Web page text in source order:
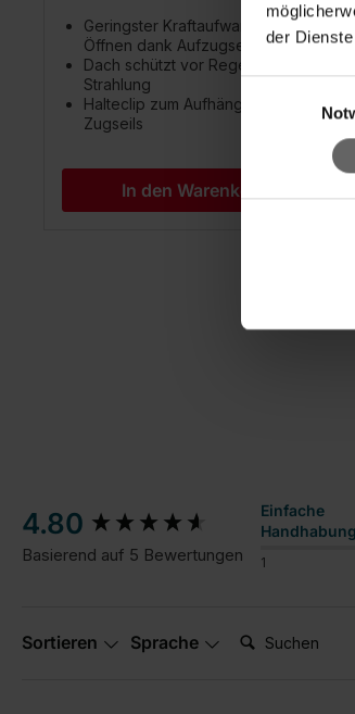
der
Geringster Kraftaufwand beim
Öffnen dank Aufzugseil
Dach schützt vor Regen und UV-
Strahlung
Halteclip zum Aufhängen des
Zugseils
In den Warenkorb
4.80
Basierend auf 5 Bewertungen
Einfache
1
Sortieren Sprache Suchen:
New content loaded